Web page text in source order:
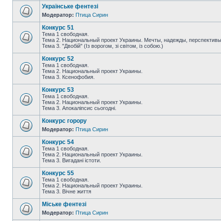
Українське фентезі
Модератор: Птица Сирин
Конкурс 51
Тема 1 свободная.
Тема 2. Национальный проект Украины. Мечты, надежды,
Тема 3. "Двобій" (Із ворогом, зі світом, із собою.)
Конкурс 52
Тема 1 свободная.
Тема 2. Национальный проект Украины.
Тема 3. Ксенофобия.
Конкурс 53
Тема 1 свободная.
Тема 2. Национальный проект Украины.
Тема 3. Апокаліпсис сьогодні.
Конкурс горору
Модератор: Птица Сирин
Конкурс 54
Тема 1 свободная.
Тема 2. Национальный проект Украины.
Тема 3. Вигадані істоти.
Конкурс 55
Тема 1 свободная.
Тема 2. Национальный проект Украины.
Тема 3. Вічне життя
Міське фентезі
Модератор: Птица Сирин